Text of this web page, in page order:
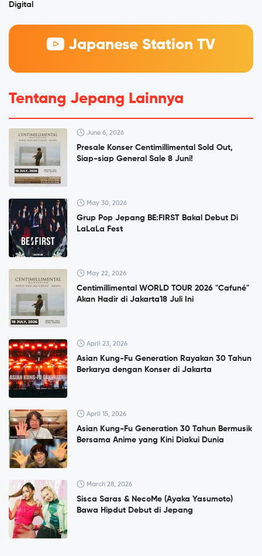
Digital
Japanese Station TV
Tentang Jepang Lainnya
June 6, 2026
Presale Konser Centimillimental Sold Out,
Siap-siap General Sale 8 Juni!
May 30, 2026
Grup Pop Jepang BE:FIRST Bakal Debut Di
LaLaLa Fest
May 22, 2026
Centimillimental WORLD TOUR 2026 "Cafuné"
Akan Hadir di Jakarta18 Juli Ini
April 23, 2026
Asian Kung-Fu Generation Rayakan 30 Tahun
Berkarya dengan Konser di Jakarta
April 15, 2026
Asian Kung-Fu Generation 30 Tahun Bermusik
Bersama Anime yang Kini Diakui Dunia
March 28, 2026
Sisca Saras & NecoMe (Ayaka Yasumoto)
Bawa Hipdut Debut di Jepang